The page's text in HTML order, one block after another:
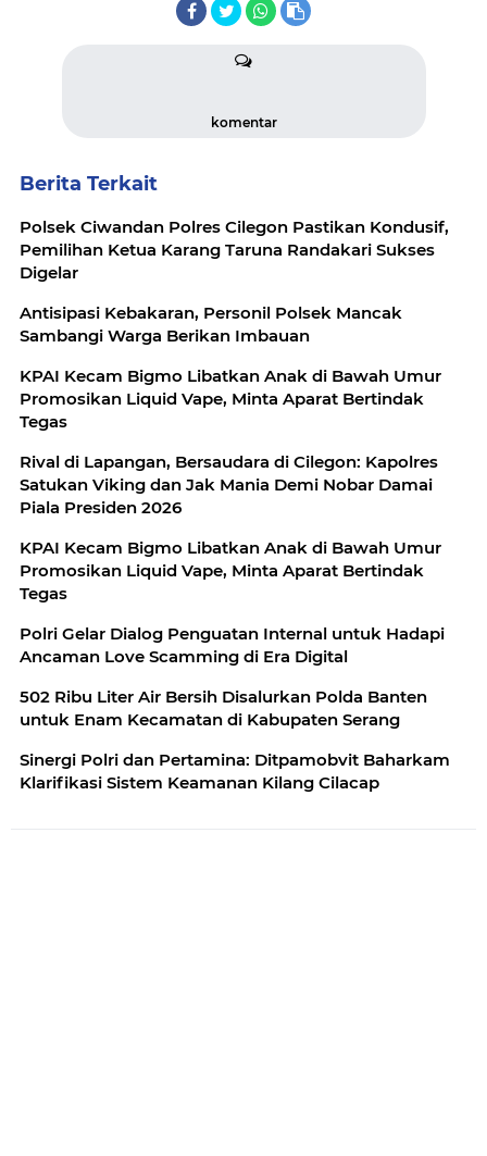
komentar
Berita Terkait
Polsek Ciwandan Polres Cilegon Pastikan Kondusif,
Pemilihan Ketua Karang Taruna Randakari Sukses
Digelar
Antisipasi Kebakaran, Personil Polsek Mancak
Sambangi Warga Berikan Imbauan
KPAI Kecam Bigmo Libatkan Anak di Bawah Umur
Promosikan Liquid Vape, Minta Aparat Bertindak
Tegas
Rival di Lapangan, Bersaudara di Cilegon: Kapolres
Satukan Viking dan Jak Mania Demi Nobar Damai
Piala Presiden 2026
KPAI Kecam Bigmo Libatkan Anak di Bawah Umur
Promosikan Liquid Vape, Minta Aparat Bertindak
Tegas
Polri Gelar Dialog Penguatan Internal untuk Hadapi
Ancaman Love Scamming di Era Digital
502 Ribu Liter Air Bersih Disalurkan Polda Banten
untuk Enam Kecamatan di Kabupaten Serang
Sinergi Polri dan Pertamina: Ditpamobvit Baharkam
Klarifikasi Sistem Keamanan Kilang Cilacap